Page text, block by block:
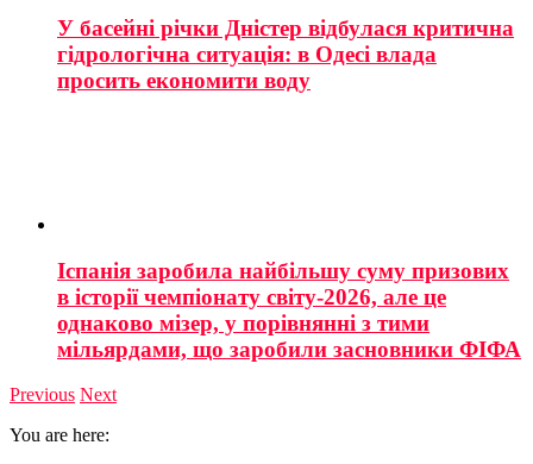
У басейні річки Дністер відбулася критична
гідрологічна ситуація: в Одесі влада
просить економити воду
Іспанія заробила найбільшу суму призових
в історії чемпіонату світу-2026, але це
однаково мізер, у порівнянні з тими
мільярдами, що заробили засновники ФІФА
Previous Next
You are here: